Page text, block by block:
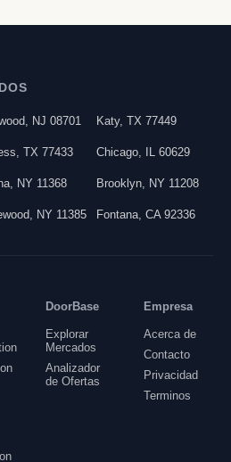
, NJ 08701 Katy,TX 77449
TX 77433 Chicago IL 60629
, NY 11368 Brooklyn NY 11208
, NY 11385 Fontana ,CA 92336
DoorBase
Explorar
Mercados
Analizador
de Ofertas
Empresa
Acerca de
Contacto
Privacidad
Terminos